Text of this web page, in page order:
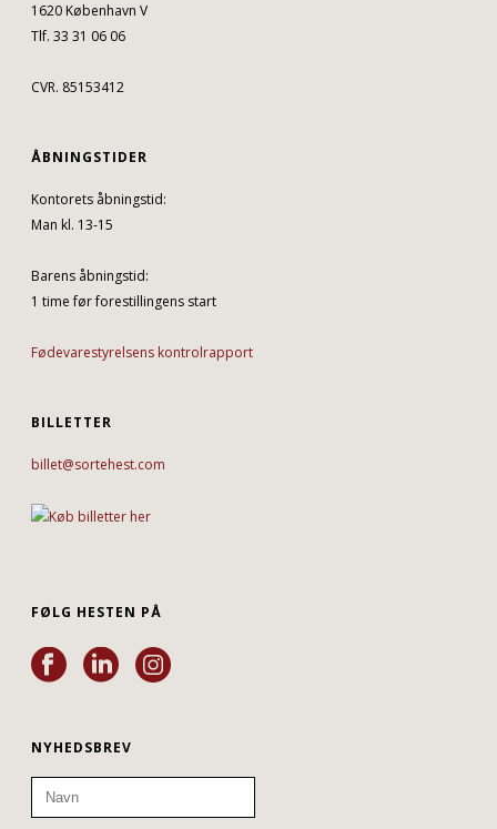
1620 København V
Tlf. 33 31 06 06
CVR. 85153412
ÅBNINGSTIDER
Kontorets åbningstid:
Man kl. 13-15
Barens åbningstid:
1 time før forestillingens start
Fødevarestyrelsens kontrolrapport
BILLETTER
billet@sortehest.com
FØLG HESTEN PÅ
NYHEDSBREV